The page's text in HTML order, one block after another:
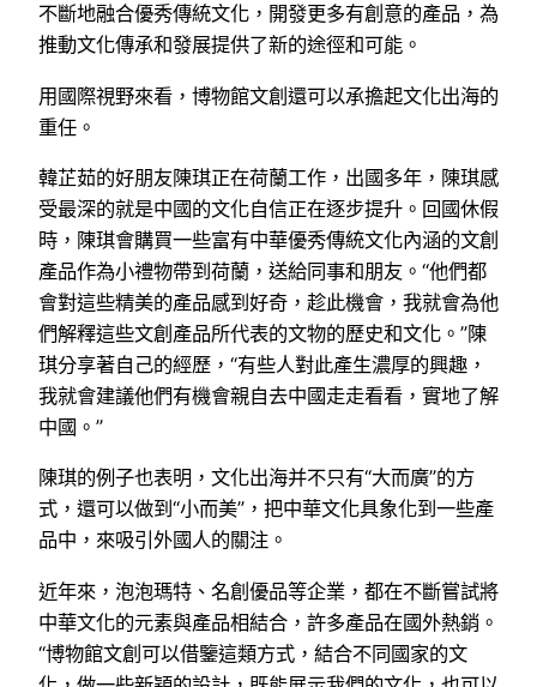
不斷地融合優秀傳統文化，開發更多有創意的產品，為
推動文化傳承和發展提供了新的途徑和可能。
用國際視野來看，博物館文創還可以承擔起文化出海的
重任。
韓芷茹的好朋友陳琪正在荷蘭工作，出國多年，陳琪感
受最深的就是中國的文化自信正在逐步提升。回國休假
時，陳琪會購買一些富有中華優秀傳統文化內涵的文創
產品作為小禮物帶到荷蘭，送給同事和朋友。“他們都
會對這些精美的產品感到好奇，趁此機會，我就會為他
們解釋這些文創產品所代表的文物的歷史和文化。”陳
琪分享著自己的經歷，“有些人對此產生濃厚的興趣，
我就會建議他們有機會親自去中國走走看看，實地了解
中國。”
陳琪的例子也表明，文化出海并不只有“大而廣”的方
式，還可以做到“小而美”，把中華文化具象化到一些產
品中，來吸引外國人的關注。
近年來，泡泡瑪特、名創優品等企業，都在不斷嘗試將
中華文化的元素與產品相結合，許多產品在國外熱銷。
“博物館文創可以借鑒這類方式，結合不同國家的文